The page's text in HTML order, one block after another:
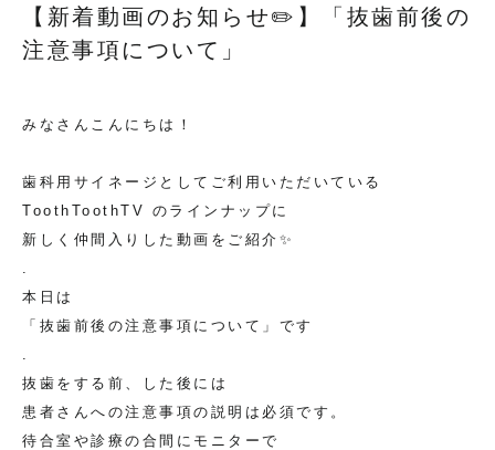
【新着動画のお知らせ✏️】「抜歯前後の
注意事項について」
みなさんこんにちは！
歯科用サイネージとしてご利用いただいている
ToothToothTV のラインナップに
新しく仲間入りした動画をご紹介✨
.
本日は
「抜歯前後の注意事項について」です
.
抜歯をする前、した後には
患者さんへの注意事項の説明は必須です。
待合室や診療の合間にモニターで